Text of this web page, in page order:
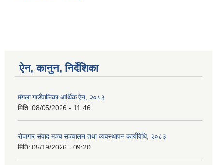
ऐन, कानुन, निर्देशिका
मंगला गाउँपालिका आर्थिक ऐन, २०८३
मिति: 08/05/2026 - 11:46
रोजगार संवाद मञ्च सञ्चालन तथा व्यवस्थापन कार्यविधि, २०८३
मिति: 05/19/2026 - 09:20